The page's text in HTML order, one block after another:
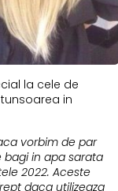
la cele de
in
vorbim de par
bagi in apa sarata
2022. Aceste
daca utilizeaza